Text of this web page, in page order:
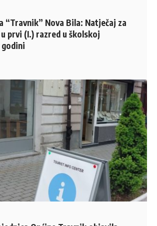
“Travnik” Nova Bila: Natječaj za
prvi (I.) razred u školskoj